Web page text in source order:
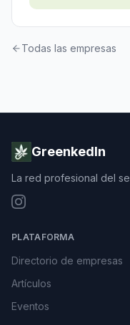
Todas las empresas
GreenkedIn
La red profesional del
PLATAFORMA
Directorio de empresas
Artículos
Eventos